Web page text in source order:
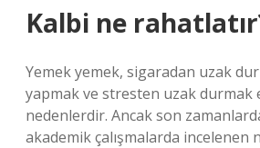
Kalbi ne
Yemek yemek, sigaradan uzak
yapmak ve stresten uzak durmak
nedenlerdir. Ancak son
akademik çalışmalarda incelenen